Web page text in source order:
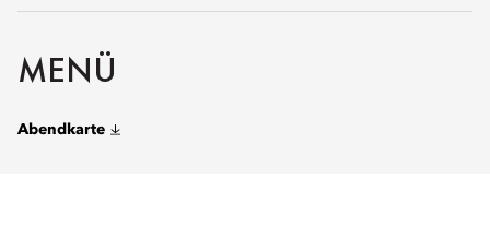
MENÜ
Abendkarte